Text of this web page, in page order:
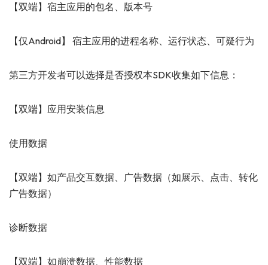
【双端】宿主应用的包名、版本号
【仅Android】 宿主应用的进程名称、运行状态、可疑行为
第三方开发者可以选择是否授权本SDK收集如下信息：
【双端】应用安装信息
使用数据
【双端】如产品交互数据、广告数据（如展示、点击、转化
广告数据）
诊断数据
【双端】如崩溃数据、性能数据